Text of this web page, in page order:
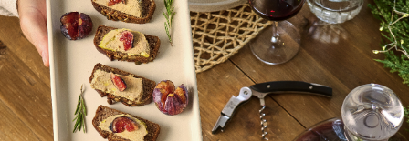
4 autres finitions : Bois Naturel, Chocolat, Laqué Noir,
Laqué Rouge Sombre
* Sel gemme : le sel gemme provient des mines et non de la mer,
il s'agit d'un sel de roche
"Moulins Peugeot : la référence de la cuisine."